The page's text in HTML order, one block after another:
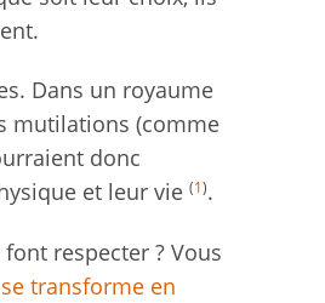
Dans un royaume
mutilations (comme
donc
et leur vie (1).
respecter ? Vous
transforme en